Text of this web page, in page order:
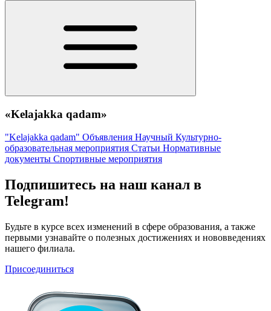
«Kelajakka qadam»
"Kelajakka qadam" Объявления Научный Культурно-
образовательная мероприятия Статьи Нормативные
документы Спортивные мероприятия
Подпишитесь на наш канал в
Telegram!
Будьте в курсе всех изменений в сфере образования, а также
первыми узнавайте о полезных достижениях и нововведениях
нашего филиала.
Присоединиться